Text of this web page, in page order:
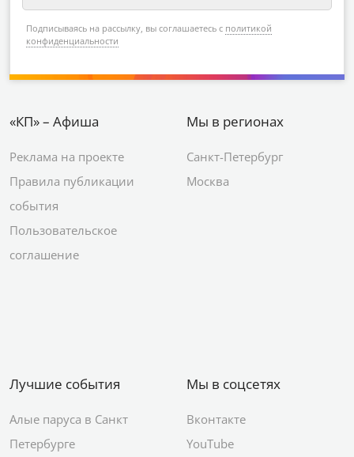
Подписываясь на рассылку, вы соглашаетесь с политикой
конфиденциальности
«КП» – Афиша
Реклама на проекте
Правила публикации
события
Пользовательское
соглашение
Мы в регионах
Санкт-Петербург
Москва
Лучшие события
Алые паруса в Санкт
Петербурге
Мы в соцсетях
Вконтакте
YouTube